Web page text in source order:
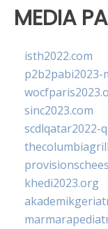
MEDIA
isth2022.com
p2b2pabi2023-
sinc2023.com
scdlqatar2022-
khedi2023.org